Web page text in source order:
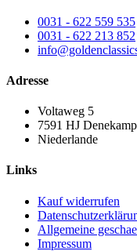
0031 - 622 559 535
0031 - 622 213 852
Adresse
Voltaweg 5
7591 HJ Denekamp
Niederlande
Links
Kauf widerrufen
Allgemeine
Impressum